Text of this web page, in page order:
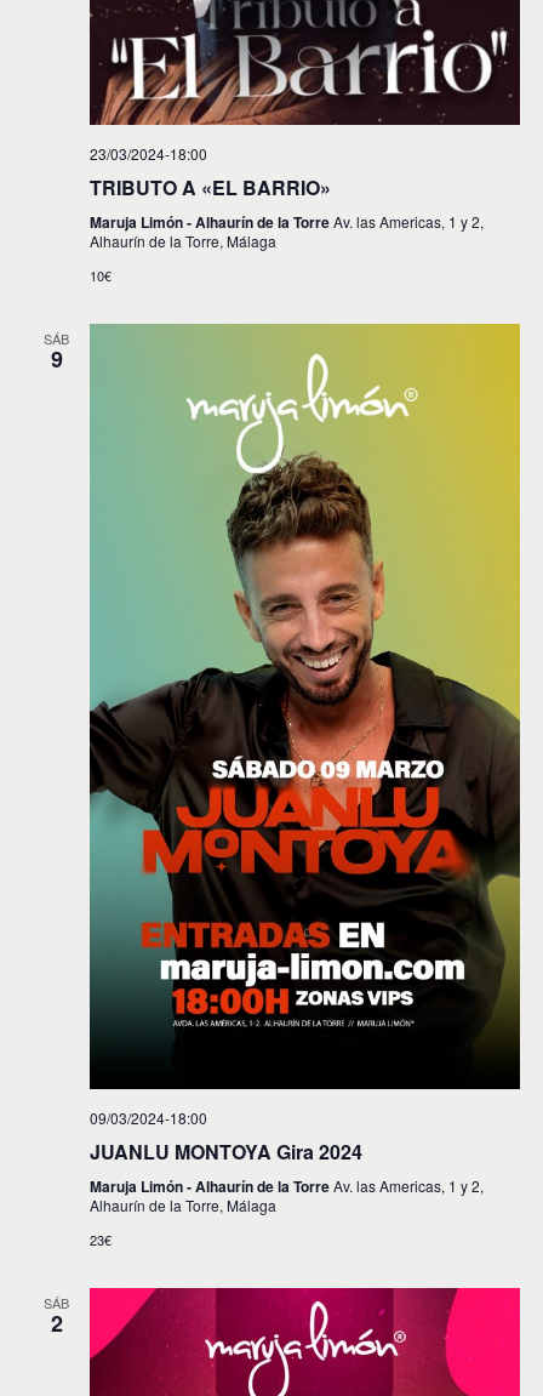
23/03/2024-18:00
TRIBUTO A «EL BARRIO»
Maruja Limón - Alhaurín de la TorreAv. las Americas, 1 y 2,
Alhaurín de la Torre, Málaga
10€
SÁB
9
09/03/2024-18:00
JUANLU MONTOYA Gira 2024
Maruja Limón - Alhaurín de la TorreAv. las Americas, 1 y 2,
Alhaurín de la Torre, Málaga
23€
SÁB
2